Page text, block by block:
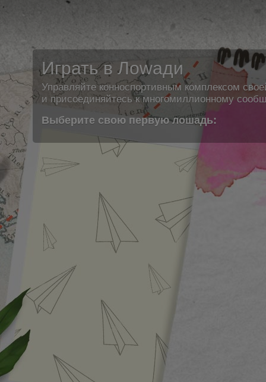
Играть в Лоwади
Управляйте конноспортивным комплексом
и присоединяйтесь к многомиллионному
Выберите свою первую лошадь: